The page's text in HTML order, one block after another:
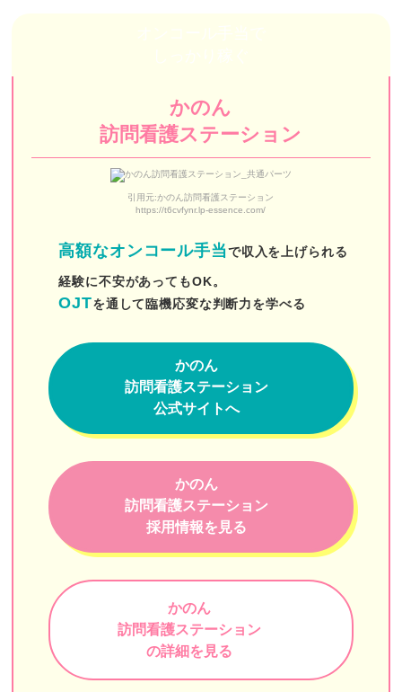
コモド訪問看護ステーション
あいらく訪問看護ステーション飯田橋
そらまめ訪問看護ステーション
訪問看護リハビリステーションSORA
訪問看護ステーションSUN
牧田訪問看護ステーション
フレアス訪問看護ステーション
小石川医師会訪問看護ステーション
賛育会訪問看護ステーション
訪問看護ステーションリライブ
すみれ訪問看護ステーション（フォレスト）
けいひん訪問看護ステーション
えがおさんさん
ナイスケア
かのん
訪問看護ステーション
引用元:かのん訪問看護ステーション
https://t6cvfynr.lp-essence.com/
高額なオンコール手当で収入を上げられる
経験に不安があってもOK。
OJTを通して臨機応変な判断力を学べる
かのん
訪問看護ステーション
公式サイトへ
かのん
訪問看護ステーション
採用情報を見る
かのん
訪問看護ステーション
の詳細を見る